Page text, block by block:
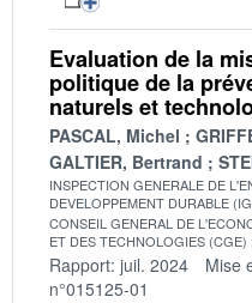
Evaluation de la
politique de la
naturels et
PASCAL, Michel
GALTIER, Bertrand
INSPECTION GENERALE DE
DEVELOPPEMENT DURABLE
CONSEIL GENERAL DE
ET DES TECHNOLOGIES (CGE)
Rapport: juil. 2024 Mise
n°015125-01